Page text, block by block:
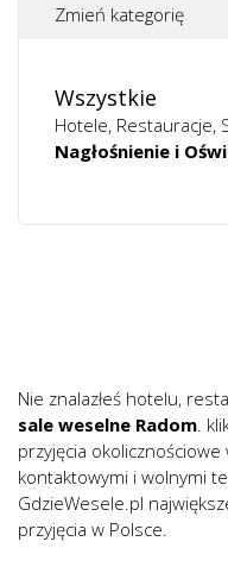
Zmień kategorię
Wszystkie
Hotele Restauracje
Nagłośnienie i
Nie znalazłeś hotelu,
sale weselne Radom .
przyjęcia
kontaktowymi i wolnymi
GdzieWesele.pl
przyjęcia w Polsce.